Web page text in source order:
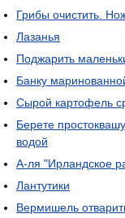
Грибы очистить.
Лазанья
Поджарить
Банку
Сырой картофель
Берете
водой
А-ля "Ирландское
Лантутики
Вермишель